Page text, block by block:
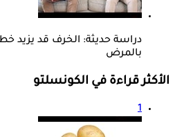
دراسة حديثة: الخرف قد يزيد
بالمرض
الأكثر قراءة في الكونسلتو
1